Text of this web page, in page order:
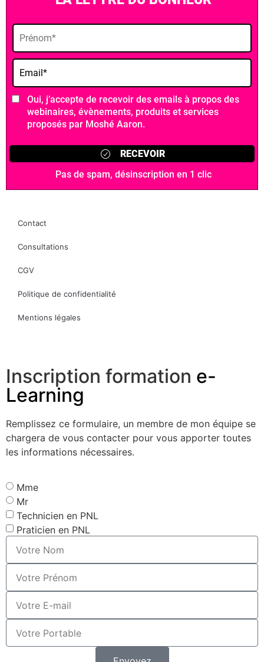
Contact
Consultations
CGV
Politique de confidentialité
Mentions légales
Inscription formation e-
Learning
Remplissez ce formulaire, un membre de mon équipe se
chargera de vous contacter pour vous apporter toutes
les informations nécessaires.
Mme
Mr
Technicien en PNL
Praticien en PNL